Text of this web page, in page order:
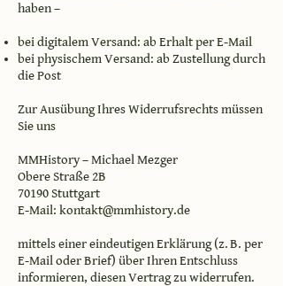
haben –
bei digitalem Versand: ab Erhalt per E-Mail
bei physischem Versand: ab Zustellung durch
die Post
Zur Ausübung Ihres Widerrufsrechts müssen
Sie uns
MMHistory – Michael Mezger
Obere Straße 2B
70190 Stuttgart
E-Mail: kontakt@mmhistory.de
mittels einer eindeutigen Erklärung (z. B. per
E-Mail oder Brief) über Ihren Entschluss
informieren, diesen Vertrag zu widerrufen.